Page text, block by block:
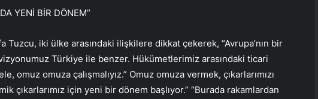
YENİ BİR DÖNEM”
Tuzcu, iki ülke arasındaki ilişkilere dikkat çekerek, “Avrupa’nın bir
Türkiye ile benzer. Hükümetlerimiz arasındaki ticari
omuz omuza çalışmalıyız.” Omuz omuza vermek, çıkarlarımızı
çıkarlarımız için yeni bir dönem başlıyor.” “Burada rakamlardan